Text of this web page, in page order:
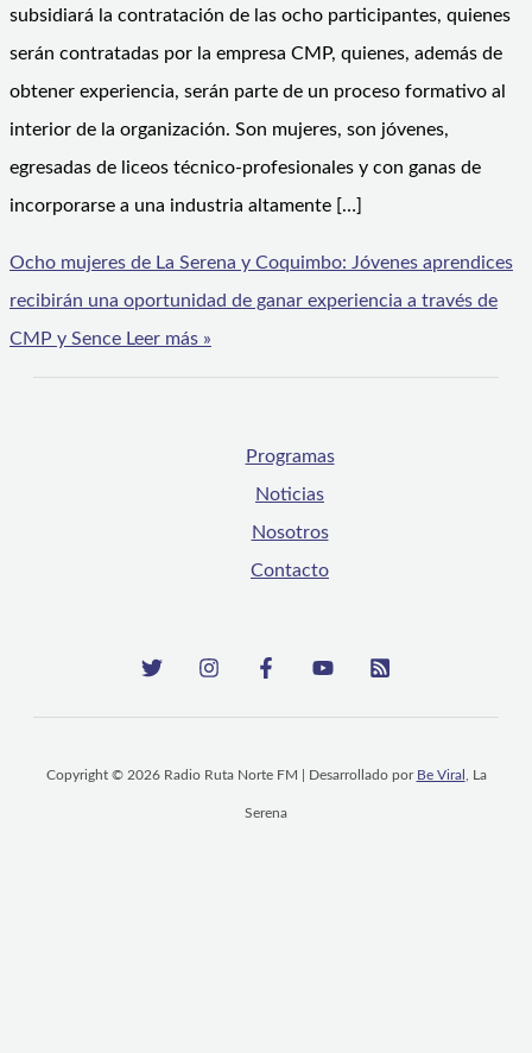
subsidiará la contratación de las ocho participantes, quienes
serán contratadas por la empresa CMP, quienes, además de
obtener experiencia, serán parte de un proceso formativo al
interior de la organización. Son mujeres, son jóvenes,
egresadas de liceos técnico-profesionales y con ganas de
incorporarse a una industria altamente […]
Ocho mujeres de La Serena y Coquimbo: Jóvenes aprendices
recibirán una oportunidad de ganar experiencia a través de
CMP y Sence Leer más »
Programas
Noticias
Nosotros
Contacto
Copyright © 2026 Radio Ruta Norte FM | Desarrollado por Be Viral , La
Serena